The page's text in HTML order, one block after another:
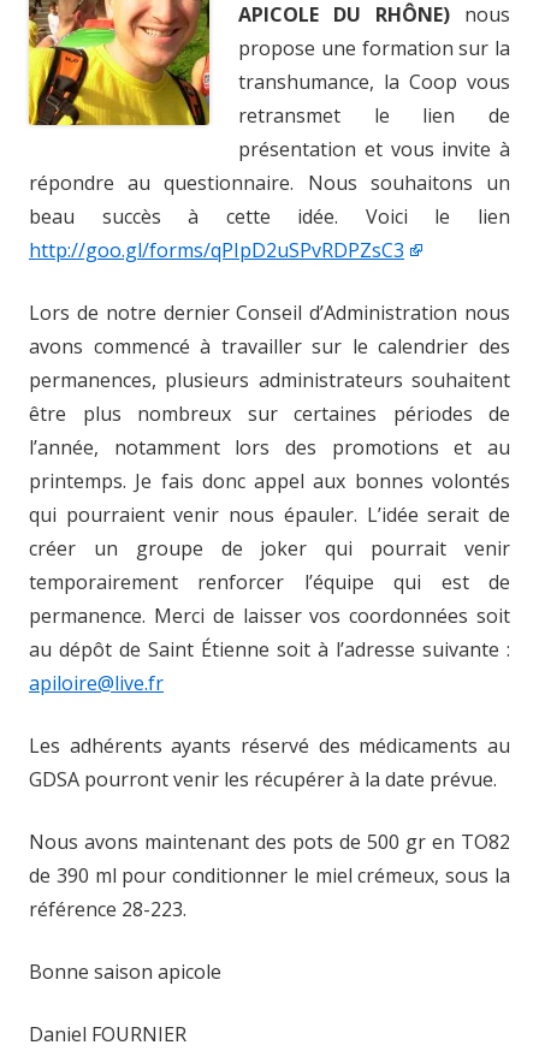
APICOLE DU RHÔNE) nous
propose une formation sur la
transhumance, la Coop vous
retransmet le lien de
présentation et vous invite à
répondre au questionnaire. Nous souhaitons un
beau succès à cette idée. Voici le lien
http://goo.gl/forms/qPIpD2uSPvRDPZsC3
Lors de notre dernier Conseil d’Administration nous
avons commencé à travailler sur le calendrier des
permanences, plusieurs administrateurs souhaitent
être plus nombreux sur certaines périodes de
l’année, notamment lors des promotions et au
printemps. Je fais donc appel aux bonnes volontés
qui pourraient venir nous épauler. L’idée serait de
créer un groupe de joker qui pourrait venir
temporairement renforcer l’équipe qui est de
permanence. Merci de laisser vos coordonnées soit
au dépôt de Saint Étienne soit à l’adresse suivante :
apiloire@live.fr
Les adhérents ayants réservé des médicaments au
GDSA pourront venir les récupérer à la date prévue.
Nous avons maintenant des pots de 500 gr en TO82
de 390 ml pour conditionner le miel crémeux, sous la
référence 28-223.
Bonne saison apicole
Daniel FOURNIER